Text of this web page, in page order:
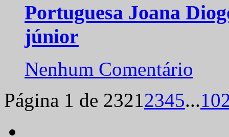
Portuguesa Joana
júnior
Nenhum Comentário
Página 1 de 23212345...10